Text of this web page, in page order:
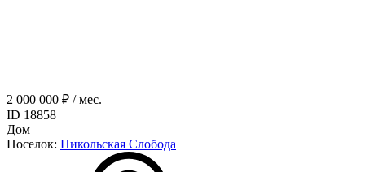
2 000 000 ₽ / мес.
ID 18858
Дом
Поселок: Никольская Слобода